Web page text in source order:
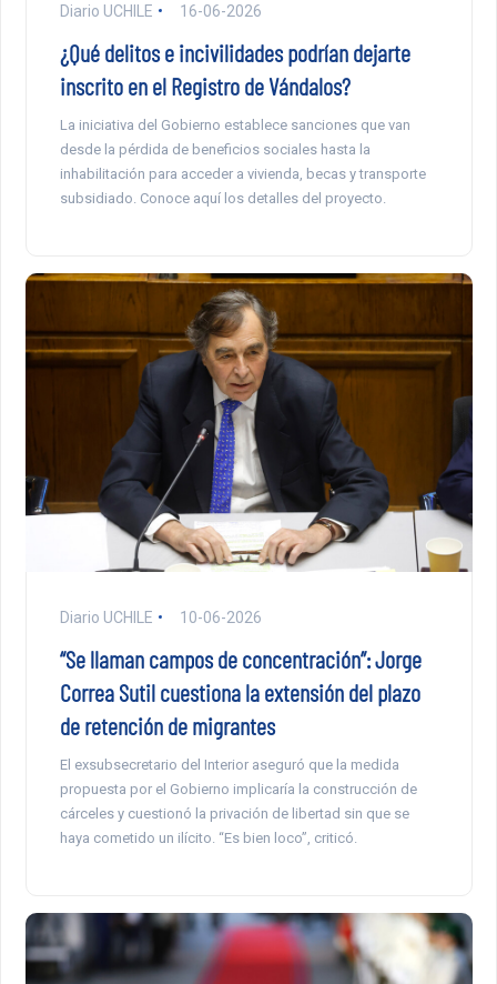
Diario UCHILE 16-06-2026
¿Qué delitos e incivilidades podrían dejarte
inscrito en el Registro de Vándalos?
La iniciativa del Gobierno establece sanciones que van
desde la pérdida de beneficios sociales hasta la
inhabilitación para acceder a vivienda, becas y transporte
subsidiado. Conoce aquí los detalles del proyecto.
Diario UCHILE 10-06-2026
“Se llaman campos de concentración”: Jorge
Correa Sutil cuestiona la extensión del plazo
de retención de migrantes
El exsubsecretario del Interior aseguró que la medida
propuesta por el Gobierno implicaría la construcción de
cárceles y cuestionó la privación de libertad sin que se
haya cometido un ilícito. “Es bien loco”, criticó.